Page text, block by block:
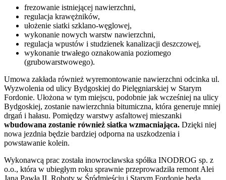
frezowanie istniejącej nawierzchni,
regulacja krawężników,
ułożenie siatki szklano-węglowej,
wykonanie nowych warstw nawierzchni,
regulacja wpustów i studzienek kanalizacji deszczowej,
wykonanie trwałego oznakowania poziomego
(grubowarstwowego).
Umowa zakłada również wyremontowanie nawierzchni odcinka ul.
Wyzwolenia od ulicy Bydgoskiej do Pielęgniarskiej w Starym
Fordonie. Ułożona w tym miejscu, podobnie jak wcześniej na ulicy
Bydgoskiej, zostanie nawierzchnia bitumiczna, która generuje mniej
drgań i hałasu. Pomiędzy warstwy asfaltowej mieszanki
wbudowana zostanie również siatka wzmacniająca. Dzięki niej
nowa jezdnia będzie bardziej odporna na uszkodzenia i
powstawanie kolein.
Wykonawcą prac została inowrocławska spółka INODROG sp. z
o.o., która w ubiegłym roku sprawnie przeprowadziła remont Alei
Jana Pawła II. Roboty w Śródmieściu i Starym Fordonie będą